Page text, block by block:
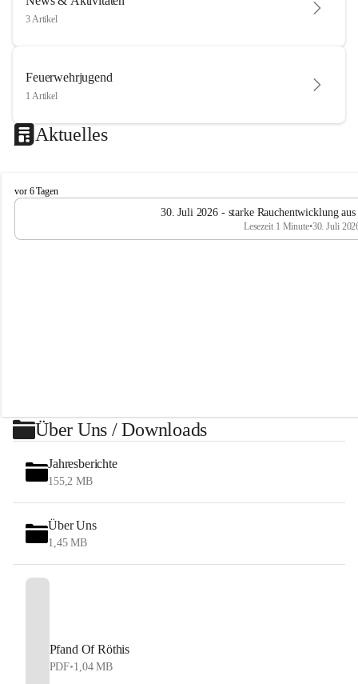
3 Artikel
Feuerwehrjugend
1 Artikel
Aktuelles
F
e
e
vor 6 Tagen
30. Juli 2026 - starke Rauchentwicklung
Lesezeit 1 Minute•30. Juli
Über Uns / Downloads
Jahresberichte
155,2 MB
Über Uns
1,45 MB
Pfand Of Röthis
PDF•1,04 MB